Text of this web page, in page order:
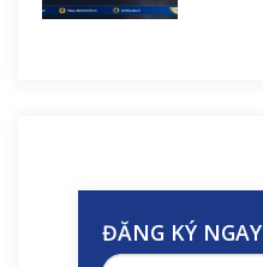
ĐĂNG KÝ NGAY